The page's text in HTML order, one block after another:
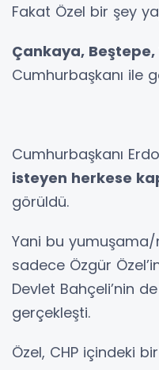
Fakat Özel bir şey
Çankaya, Beştepe,
Cumhurbaşkanı ile
Cumhurbaşkanı
isteyen herkese
görüldü.
Yani bu
sadece Özgür
Devlet Bahçeli’nin de
gerçekleşti.
Özel, CHP içindeki bir